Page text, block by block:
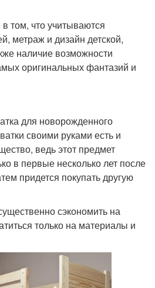
том, что учитываются
метраж и дизайн детской,
наличие возможности
оригинальных фантазий и
для новорожденного
своими руками есть и
ведь этот предмет
в первые несколько лет после
придется покупать другую
сэкономить на
только на материалы и